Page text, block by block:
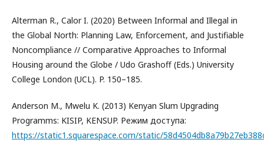
Alterman R., Calor I. (2020) Between Informal and Illegal in
the Global North: Planning Law, Enforcement, and Justifiable
Noncompliance // Comparative Approaches to Informal
Housing around the Globe / Udo Grashoff (Eds.) University
College London (UCL). P. 150–185.
Anderson M., Mwelu K. (2013) Kenyan Slum Upgrading
Programms: KISIP, KENSUP. Режим доступа:
https://static1.squarespace.com/static/